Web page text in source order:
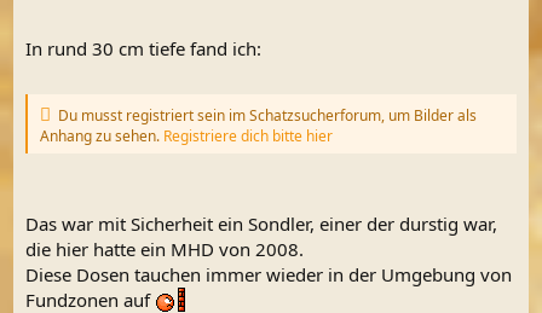
In rund 30 cm tiefe fand ich:
Du musst registriert sein im Schatzsucherforum, um Bilder als
Anhang zu sehen. Registriere dich bitte hier
Das war mit Sicherheit ein Sondler, einer der durstig war,
die hier hatte ein MHD von 2008.
Diese Dosen tauchen immer wieder in der Umgebung von
Fundzonen auf